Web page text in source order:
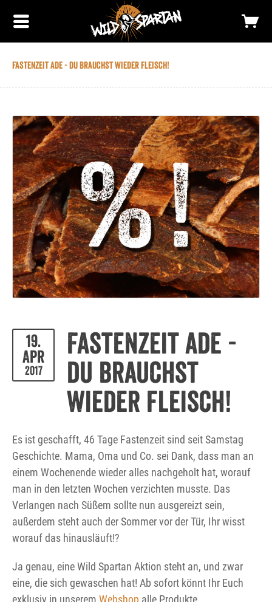
Fastenzeit ade - du brauchst wieder Fleisch!
19.
Apr
2017
Fastenzeit ade -
du brauchst
wieder Fleisch!
Es ist geschafft, 46 Tage Fastenzeit sind seit Samstag
Geschichte. Mama, Oma und Co. sei Dank, dass man an
einem Wochenende wieder alles nachgeholt hat, worauf
man in den letzten Wochen verzichten musste. Das
Verlangen nach Süßem sollte nun ausgereizt sein,
außerdem steht auch der Sommer vor der Tür, Ihr wisst
worauf das hinausläuft!?
Ja genau, eine Wild Spartan Aktion steht an, und zwar
eine, die sich gewaschen hat! Ab sofort könnt Ihr Euch